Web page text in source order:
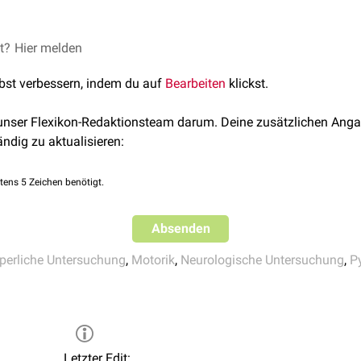
eine geringe diagnostische Aussagekraft. Er kann
bilateral
vegetativer
neurologische Untersuchungstechniken
Checkliste Neurologie . 7. überarbeitete Auflage.
Hier melden
verbessern, indem du auf Bearbeiten klickst.
Flexikon-Redaktionsteam darum. Deine zusätzlichen
zu aktualisieren:
5 Zeichen benötigt.
Absenden
Untersuchung, Motorik, Neurologische Untersuchung,